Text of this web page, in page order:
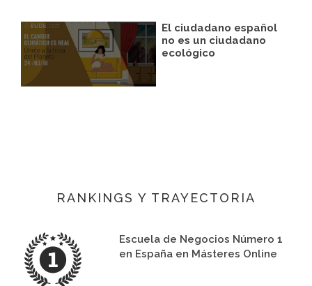
El ciudadano español
no es un ciudadano
ecológico
RANKINGS Y TRAYECTORIA
Escuela de Negocios Número 1
en España en Másteres Online